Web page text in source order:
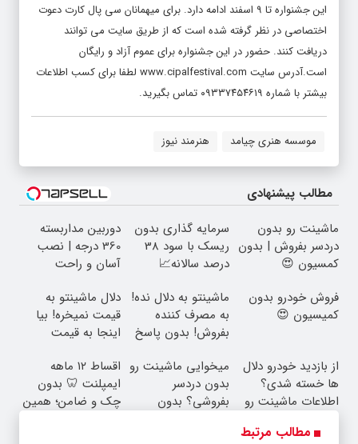
این جشنواره تا ۹ اسفند ادامه دارد. برای میهمانان سی پال کارت دعوت
اختصاصی در نظر گرفته شده است که از طریق سایت می توانند
دریافت کنند. حضور در این جشنواره برای عموم آزاد و رایگان
است.آدرس سایت www.cipalfestival.com لطفا برای کسب اطلاعات
بیشتر با شماره ۰۹۳۳۷۴۵۴۶۱۹ تماس بگیرید.
موسسه هنری چیامد هنرمند نیوز
مطالب پیشنهادی
ماشینت رو بدون
دردسر بفروش | بدون
کمسیون 😍
سرمایه گذاری بدون
ریسک با سود 38
درصد سالانه📈
دوربین مداربسته
360 درجه | نصب
آسان و راحت
فروش خودرو بدون
کمیسیون 😍
ماشینتو به دلال نده!
به مصرف کننده
بفروش! بدون پاسخ
دلال ماشینتو به
قیمت نمیخره! بیا
اینجا به قیمت
واقعی*
از بازدید خودرو دلال
ها خسته شدی؟
اطلاعات ماشینت رو
میخوایی ماشینت رو
بدون دردسر
بفروشی؟ بدون
اقساط ۱۲ ماهه
ایمپلنت 🦷 بدون
چک و ضامن؛ همین
مطالب مرتبط